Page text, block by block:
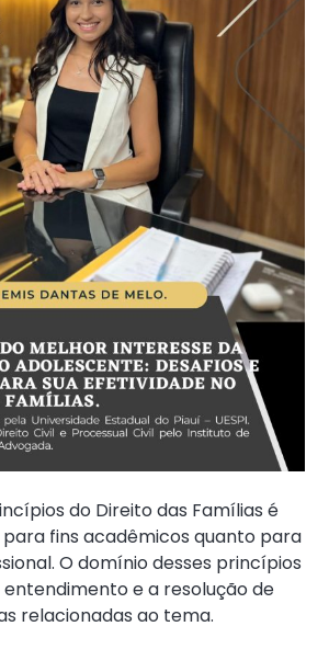
do Direito das Famílias é
fins acadêmicos quanto para
O domínio desses princípios
e a resolução de
relacionadas ao tema.